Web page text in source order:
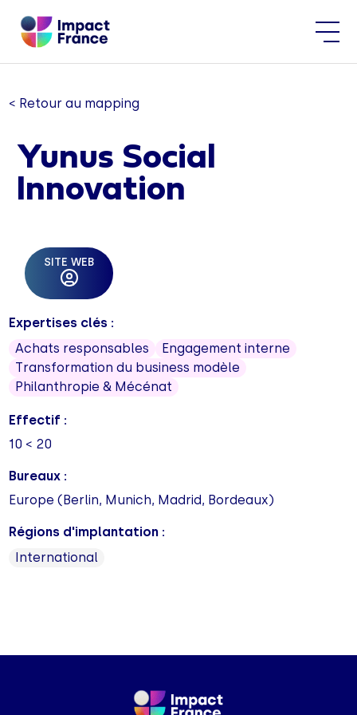
< Retour au mapping
Yunus Social
Innovation
SITE WEB
Expertises clés :
Achats responsables
Engagement interne
Transformation du business modèle
Philanthropie & Mécénat
Effectif :
10 < 20
Bureaux :
Europe (Berlin, Munich, Madrid, Bordeaux)
Régions d'implantation :
International